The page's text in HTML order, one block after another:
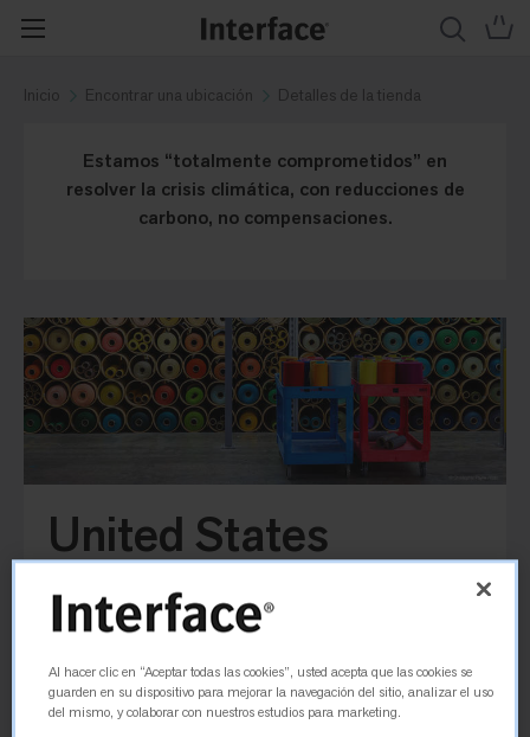
Inicio Encontrar una ubicación Detalles de la tienda
Estamos “totalmente comprometidos” en
resolver la crisis climática, con reducciones de
carbono, no compensaciones.
United States
Manufacturing
1503 Orchard Hill Road
(1-800) 336-0225
Al hacer clic en “Aceptar todas las cookies”, usted acepta que las cookies se
guarden en su dispositivo para mejorar la navegación del sitio, analizar el uso
del mismo, y colaborar con nuestros estudios para marketing.